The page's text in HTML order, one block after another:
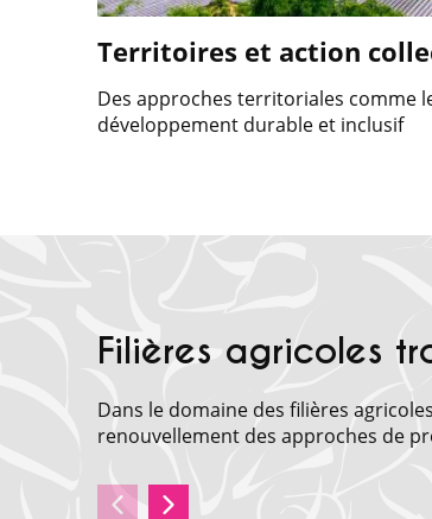
Territoires et action
Des approches territoriales comme
développement durable et inclusif
Filières agricoles
Dans le domaine des filières
renouvellement des approches de